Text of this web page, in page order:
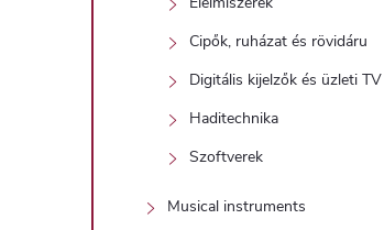
Cipők, ruházat és rövidáru
Digitális kijelzők és üzleti TV
Haditechnika
Szoftverek
Musical instruments